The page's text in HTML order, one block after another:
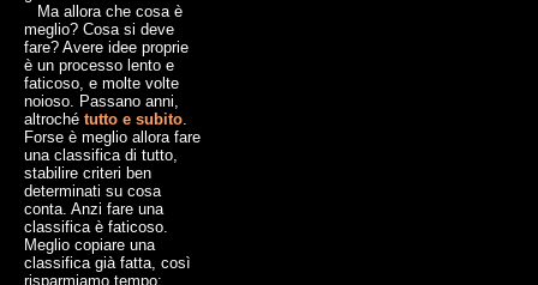
Ma allora che cosa è
meglio? Cosa si deve
fare? Avere idee proprie
è un processo lento e
faticoso, e molte volte
noioso. Passano anni,
altroché tutto e subito.
Forse è meglio allora fare
una classifica di tutto,
stabilire criteri ben
determinati su cosa
conta. Anzi fare una
classifica è faticoso.
Meglio copiare una
classifica già fatta, così
risparmiamo tempo: